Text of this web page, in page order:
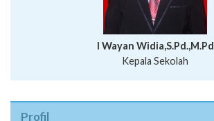
I Wayan Widia,S.Pd.,M.Pd
Kepala Sekolah
Profil